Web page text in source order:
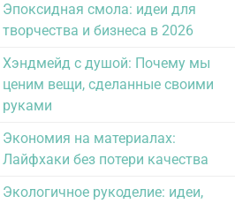
Эпоксидная смола: идеи для
творчества и бизнеса в 2026
Хэндмейд с душой: Почему мы
ценим вещи, сделанные своими
руками
Экономия на материалах:
Лайфхаки без потери качества
Экологичное рукоделие: идеи,